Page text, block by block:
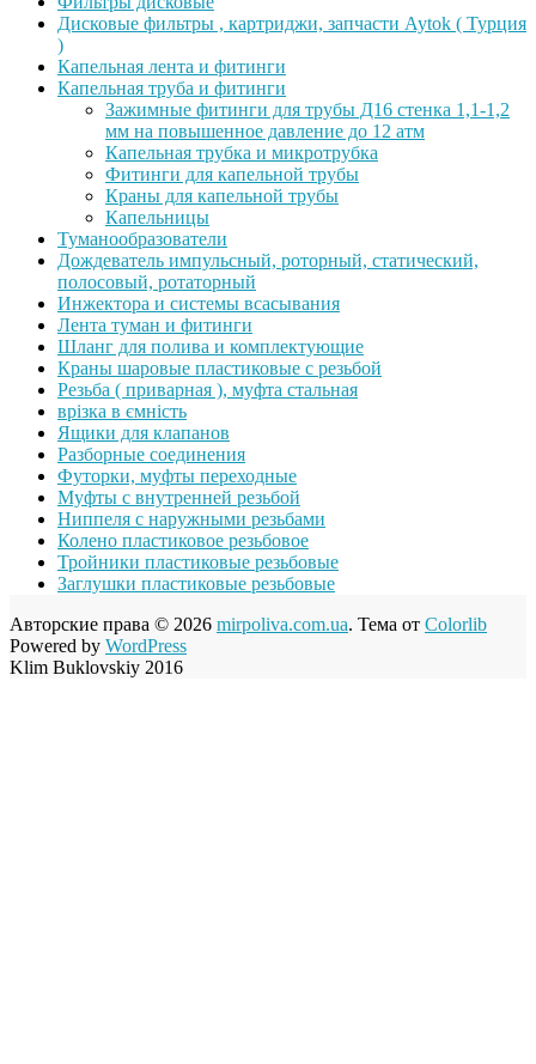
Дисковые фильтры , картриджи, запчасти Aytok ( Турция
)
Капельная лента и фитинги
Капельная труба и фитинги
Зажимные фитинги для трубы Д16 стенка 1,1-1,2
мм на повышенное давление до 12 атм
Капельная трубка и микротрубка
Фитинги для капельной трубы
Краны для капельной трубы
Капельницы
Туманообразователи
Дождеватель импульсный, роторный, статический,
полосовый, ротаторный
Инжектора и системы всасывания
Лента туман и фитинги
Шланг для полива и комплектующие
Краны шаровые пластиковые с резьбой
Резьба ( приварная ), муфта стальная
врізка в ємність
Ящики для клапанов
Разборные соединения
Футорки, муфты переходные
Муфты с внутренней резьбой
Ниппеля с наружными резьбами
Колено пластиковое резьбовое
Тройники пластиковые резьбовые
Заглушки пластиковые резьбовые
Авторские права © 2026 mirpoliva.com.ua. Тема от Colorlib
Powered by WordPress
Klim Buklovskiy 2016